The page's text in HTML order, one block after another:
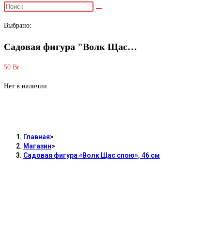
Поиск
сайте
Выбрано:
Садовая фигура "Волк Щас…
50 Br
Нет в наличии
Главная>
Магазин>
Садовая фигура «Волк Щас спою», 46 см